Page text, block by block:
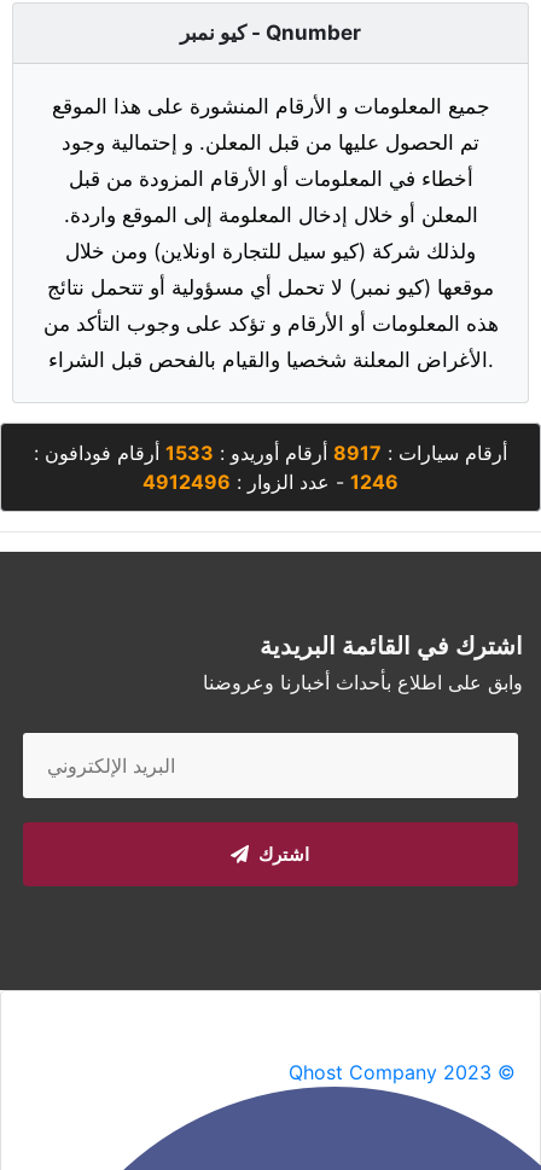
كيو نمبر - Qnumber
جميع المعلومات و الأرقام المنشورة على هذا الموقع
تم الحصول عليها من قبل المعلن. و إحتمالية وجود
أخطاء في المعلومات أو الأرقام المزودة من قبل
المعلن أو خلال إدخال المعلومة إلى الموقع واردة.
ولذلك شركة (كيو سيل للتجارة اونلاين) ومن خلال
موقعها (كيو نمبر) لا تحمل أي مسؤولية أو تتحمل نتائج
هذه المعلومات أو الأرقام و تؤكد على وجوب التأكد من
الأغراض المعلنة شخصيا والقيام بالفحص قبل الشراء.
أرقام سيارات : 8917 أرقام أوريدو : 1533 أرقام فودافون :
1246 - عدد الزوار : 4912496
اشترك في القائمة البريدية
وابق على اطلاع بأحداث أخبارنا وعروضنا
اشترك
Qhost Company 2023 ©